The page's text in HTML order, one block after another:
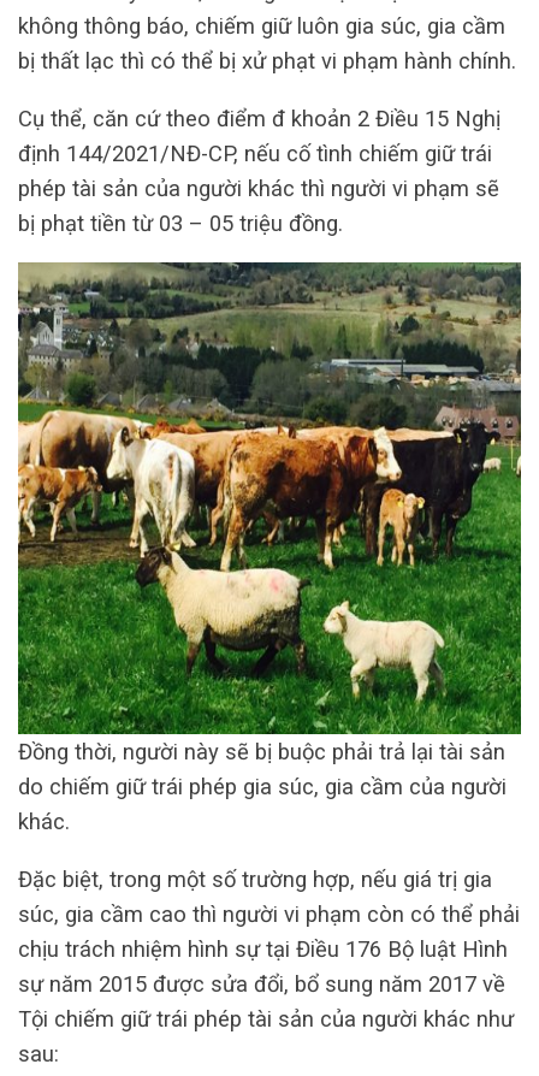
không thông báo, chiếm giữ luôn gia súc, gia cầm
bị thất lạc thì có thể bị xử phạt vi phạm hành chính.
Cụ thể, căn cứ theo điểm đ khoản 2 Điều 15 Nghị
định 144/2021/NĐ-CP, nếu cố tình chiếm giữ trái
phép tài sản của người khác thì người vi phạm sẽ
bị phạt tiền từ 03 – 05 triệu đồng.
Đồng thời, người này sẽ bị buộc phải trả lại tài sản
do chiếm giữ trái phép gia súc, gia cầm của người
khác.
Đặc biệt, trong một số trường hợp, nếu giá trị gia
súc, gia cầm cao thì người vi phạm còn có thể phải
chịu trách nhiệm hình sự tại Điều 176 Bộ luật Hình
sự năm 2015 được sửa đổi, bổ sung năm 2017 về
Tội chiếm giữ trái phép tài sản của người khác như
sau: